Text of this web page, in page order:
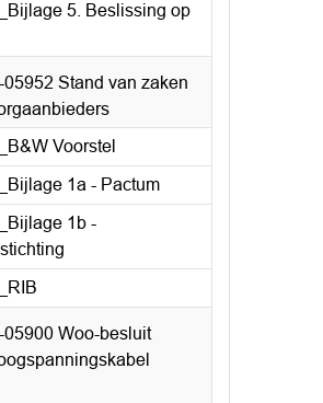
5. Beslissing op
05952 Stand van zaken
Voorstel
1a - Pactum
1b -
05900 Woo-besluit